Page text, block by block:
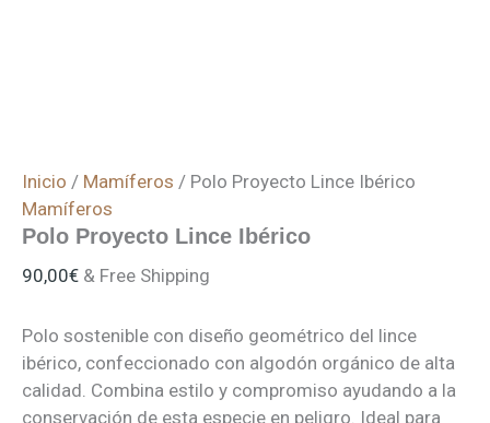
Inicio / Mamíferos / Polo Proyecto Lince Ibérico
Mamíferos
Polo Proyecto Lince Ibérico
90,00€ & Free Shipping
Polo sostenible con diseño geométrico del lince
ibérico, confeccionado con algodón orgánico de alta
calidad. Combina estilo y compromiso ayudando a la
conservación de esta especie en peligro. Ideal para